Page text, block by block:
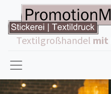
Textilgroßhandel mit